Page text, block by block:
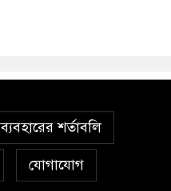
ব্যবহারের শর্তাবলি
যোগাযোগ